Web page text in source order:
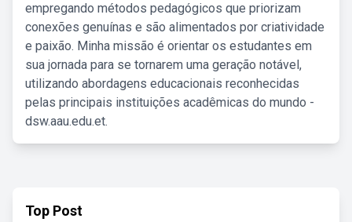
empregando métodos pedagógicos que priorizam
conexões genuínas e são alimentados por criatividade
e paixão. Minha missão é orientar os estudantes em
sua jornada para se tornarem uma geração notável,
utilizando abordagens educacionais reconhecidas
pelas principais instituições acadêmicas do mundo -
dsw.aau.edu.et.
Top Post